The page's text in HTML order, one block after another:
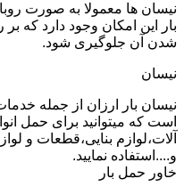
نیسان ها معمولا به صورت
بار این امکان وجود دارد که
شدن آن جلوگیری شود.
نیسان
نیسان بار ارزان از جمله
است که میتوانید برای حمل
آلات،لوازم بنایی،قطعات و
و....استفاده نمایید.
خاور حمل بار